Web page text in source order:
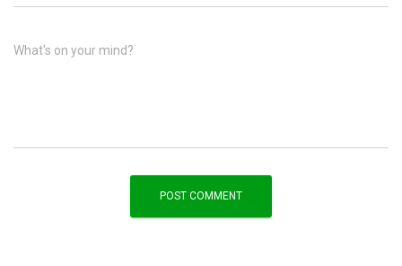
What's on your mind?